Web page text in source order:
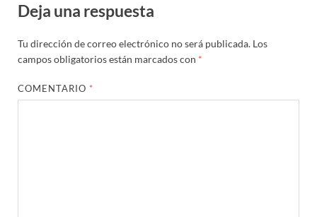
Deja una respuesta
Tu dirección de correo electrónico no será publicada. Los
campos obligatorios están marcados con *
COMENTARIO *